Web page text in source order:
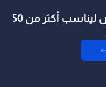
نظام ERP متكامل قابل للتخصيص ليناسب أكثر من 50